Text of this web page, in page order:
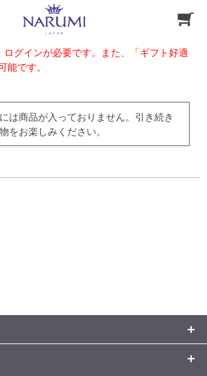
グインが必要です。また、「ギフト好適
能です。
は商品が入っておりません。引き続き
をお楽しみください。